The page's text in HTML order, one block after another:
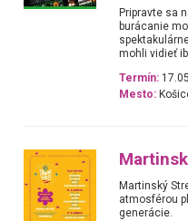
Pripravte sa
burácanie
mohli vidieť
Termín:
Mesto:
Martinský
atmosférou
generácie.